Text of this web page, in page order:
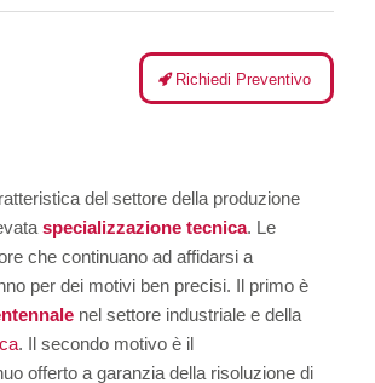
Richiedi Preventivo
del settore della produzione
specializzazione tecnica. Le
che continuano ad affidarsi a
per dei motivi ben precisi. Il primo è
nel settore industriale e della
. Il secondo motivo è il
offerto a garanzia della risoluzione di